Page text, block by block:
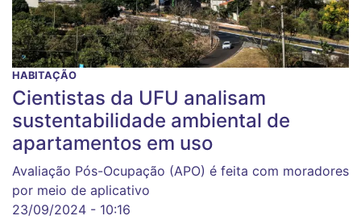
HABITAÇÃO
Cientistas da UFU analisam
sustentabilidade ambiental de
apartamentos em uso
Avaliação Pós-Ocupação (APO) é feita com moradores
por meio de aplicativo
23/09/2024 - 10:16